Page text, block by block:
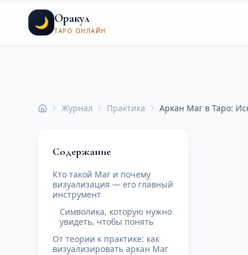
🌙 Оракул
ТАРО ОНЛАЙН
ГлавнаяЖурнал Практика Аркан Маг в Таро:
Содержание
Кто такой Маг и почему
визуализация — его главный
инструмент
Символика, которую нужно
увидеть, чтобы понять
От теории к практике: как
визуализировать аркан Маг